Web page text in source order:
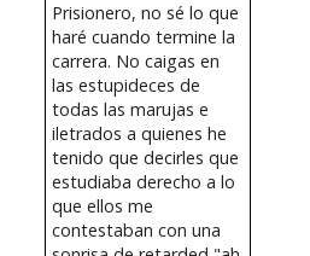
Prisionero, no sé lo que
haré cuando termine la
carrera. No caigas en
las estupideces de
todas las marujas e
iletrados a quienes he
tenido que decirles que
estudiaba derecho a lo
que ellos me
contestaban con una